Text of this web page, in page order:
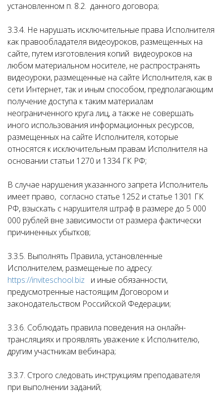
установленном п. 8.2. данного договора;
3.3.4. Не нарушать исключительные права Исполнителя
как правообладателя видеоуроков, размещенных на
сайте, путем изготовления копий видеоуроков на
любом материальном носителе, не распространять
видеоуроки, размещенные на сайте Исполнителя, как в
сети Интернет, так и иным способом, предполагающим
получение доступа к таким материалам
неограниченного круга лиц, а также не совершать
иного использования информационных ресурсов,
размещенных на сайте Исполнителя, которые
относятся к исключительным правам Исполнителя на
основании статьи 1270 и 1334 ГК РФ;
В случае нарушения указанного запрета Исполнитель
имеет право, согласно статье 1252 и статье 1301 ГК
РФ, взыскать с нарушителя штраф в размере до 5 000
000 рублей вне зависимости от размера фактически
причиненных убытков;
3.3.5. Выполнять Правила, установленные
Исполнителем, размещеные по адресу:
https://inviteschool.biz и иные обязанности,
предусмотренные настоящим Договором и
законодательством Российской Федерации;
3.3.6. Соблюдать правила поведения на онлайн-
трансляциях и проявлять уважение к Исполнителю,
другим участникам вебинара;
3.3.7. Строго следовать инструкциям преподавателя
при выполнении заданий;